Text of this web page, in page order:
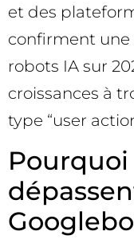
et des
confirment une
robots IA sur
croissances à
type “user